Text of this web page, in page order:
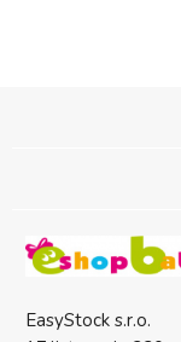
EasyStock s.r.o.